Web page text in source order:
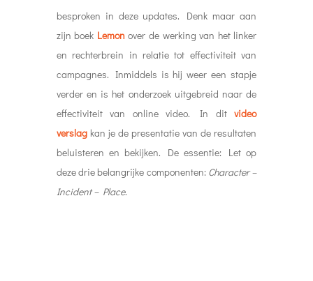
besproken in deze updates. Denk maar aan
zijn boek Lemon over de werking van het linker
en rechterbrein in relatie tot effectiviteit van
campagnes. Inmiddels is hij weer een stapje
verder en is het onderzoek uitgebreid naar de
effectiviteit van online video. In ditvideo
verslagkan je de presentatie van de resultaten
beluisteren en bekijken. De essentie: Let op
deze drie belangrijke componenten: Character –
Incident – Place.